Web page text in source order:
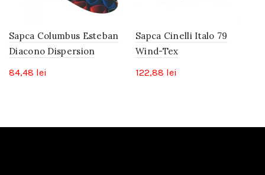
Sapca Columbus Esteban
Diacono Dispersion
84,48 lei
Sapca Cinelli Italo 79
Wind-Tex
122,88 lei